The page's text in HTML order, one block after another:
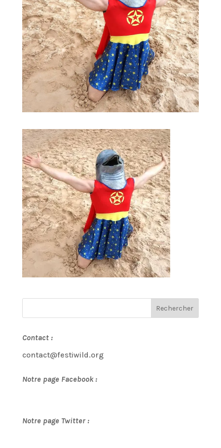
Contact :
contact@festiwild.org
Notre page Facebook :
Notre page Twitter :